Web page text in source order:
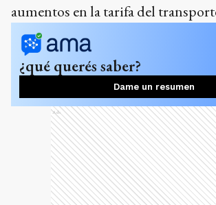
aumentos en la tarifa del
¿qué querés saber?
Dame un resumen
Ads